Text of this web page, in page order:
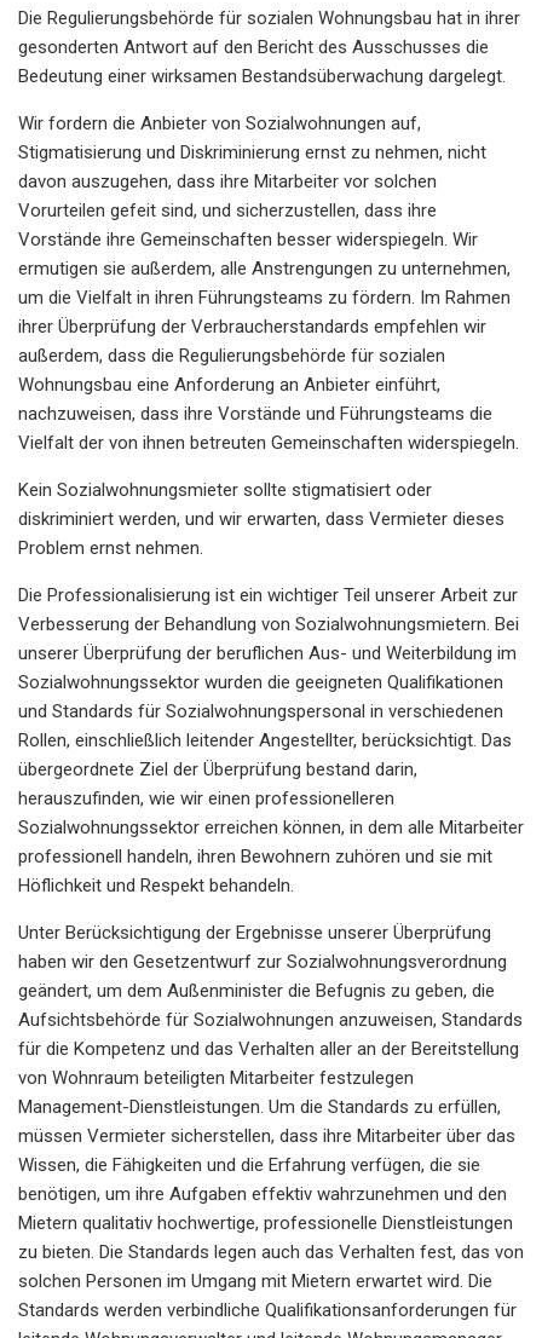
Die Regulierungsbehörde für sozialen Wohnungsbau hat in ihrer
gesonderten Antwort auf den Bericht des Ausschusses die
Bedeutung einer wirksamen Bestandsüberwachung dargelegt.
Wir fordern die Anbieter von Sozialwohnungen auf,
Stigmatisierung und Diskriminierung ernst zu nehmen, nicht
davon auszugehen, dass ihre Mitarbeiter vor solchen
Vorurteilen gefeit sind, und sicherzustellen, dass ihre
Vorstände ihre Gemeinschaften besser widerspiegeln. Wir
ermutigen sie außerdem, alle Anstrengungen zu unternehmen,
um die Vielfalt in ihren Führungsteams zu fördern. Im Rahmen
ihrer Überprüfung der Verbraucherstandards empfehlen wir
außerdem, dass die Regulierungsbehörde für sozialen
Wohnungsbau eine Anforderung an Anbieter einführt,
nachzuweisen, dass ihre Vorstände und Führungsteams die
Vielfalt der von ihnen betreuten Gemeinschaften widerspiegeln.
Kein Sozialwohnungsmieter sollte stigmatisiert oder
diskriminiert werden, und wir erwarten, dass Vermieter dieses
Problem ernst nehmen.
Die Professionalisierung ist ein wichtiger Teil unserer Arbeit zur
Verbesserung der Behandlung von Sozialwohnungsmietern. Bei
unserer Überprüfung der beruflichen Aus- und Weiterbildung im
Sozialwohnungssektor wurden die geeigneten Qualifikationen
und Standards für Sozialwohnungspersonal in verschiedenen
Rollen, einschließlich leitender Angestellter, berücksichtigt. Das
übergeordnete Ziel der Überprüfung bestand darin,
herauszufinden, wie wir einen professionelleren
Sozialwohnungssektor erreichen können, in dem alle Mitarbeiter
professionell handeln, ihren Bewohnern zuhören und sie mit
Höflichkeit und Respekt behandeln.
Unter Berücksichtigung der Ergebnisse unserer Überprüfung
haben wir den Gesetzentwurf zur Sozialwohnungsverordnung
geändert, um dem Außenminister die Befugnis zu geben, die
Aufsichtsbehörde für Sozialwohnungen anzuweisen, Standards
für die Kompetenz und das Verhalten aller an der Bereitstellung
von Wohnraum beteiligten Mitarbeiter festzulegen
Management-Dienstleistungen. Um die Standards zu erfüllen,
müssen Vermieter sicherstellen, dass ihre Mitarbeiter über das
Wissen, die Fähigkeiten und die Erfahrung verfügen, die sie
benötigen, um ihre Aufgaben effektiv wahrzunehmen und den
Mietern qualitativ hochwertige, professionelle Dienstleistungen
zu bieten. Die Standards legen auch das Verhalten fest, das von
solchen Personen im Umgang mit Mietern erwartet wird. Die
Standards werden verbindliche Qualifikationsanforderungen für